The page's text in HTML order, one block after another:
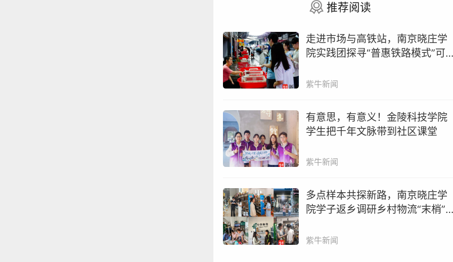
滩沉积物中。由于MPs体积小、难去除且分布广泛，
化学毒性将可能对生物构成严重危害。”王森洋告诉
子晚报紫牛新闻记者，他和学长学姐做实验时接触到
微塑料，因为自己是盐城人，在海边长大，对于泥螺
濡目染，便有了探究泥螺和双壳类体内的微塑料及其
推荐阅读
走进市场与高铁站，南京晓庄学
院实践团探寻“普惠铁路模式”可
紫牛新闻
有意思，有意义！金陵科技学院
学生把千年文脉带到社区课堂
紫牛新闻
多点样本共探新路，南京晓庄学
院学子返乡调研乡村物流“末梢”
紫牛新闻